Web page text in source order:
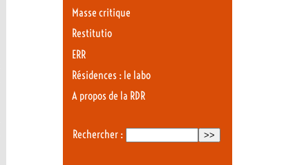
Masse critique
Restitutio
ERR
Résidences : le labo
A propos de la RDR
Rechercher :